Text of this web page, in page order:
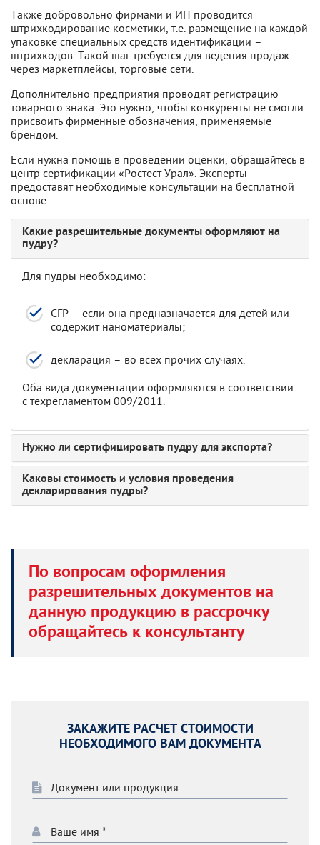
Также добровольно фирмами и ИП проводится
штрихкодирование косметики, т.е. размещение на каждой
упаковке специальных средств идентификации –
штрихкодов. Такой шаг требуется для ведения продаж
через маркетплейсы, торговые сети.
Дополнительно предприятия проводят регистрацию
товарного знака. Это нужно, чтобы конкуренты не смогли
присвоить фирменные обозначения, применяемые
брендом.
Если нужна помощь в проведении оценки, обращайтесь в
центр сертификации «Ростест Урал». Эксперты
предоставят необходимые консультации на бесплатной
основе.
Какие разрешительные документы оформляют на
пудру?
Для пудры необходимо:
СГР – если она предназначается для детей или
содержит наноматериалы;
декларация – во всех прочих случаях.
Оба вида документации оформляются в соответствии
с техрегламентом 009/2011.
Нужно ли сертифицировать пудру для экспорта?
Каковы стоимость и условия проведения
декларирования пудры?
По вопросам оформления
разрешительных документов на
данную продукцию в рассрочку
обращайтесь к консультанту
ЗАКАЖИТЕ РАСЧЕТ СТОИМОСТИ
НЕОБХОДИМОГО ВАМ ДОКУМЕНТА